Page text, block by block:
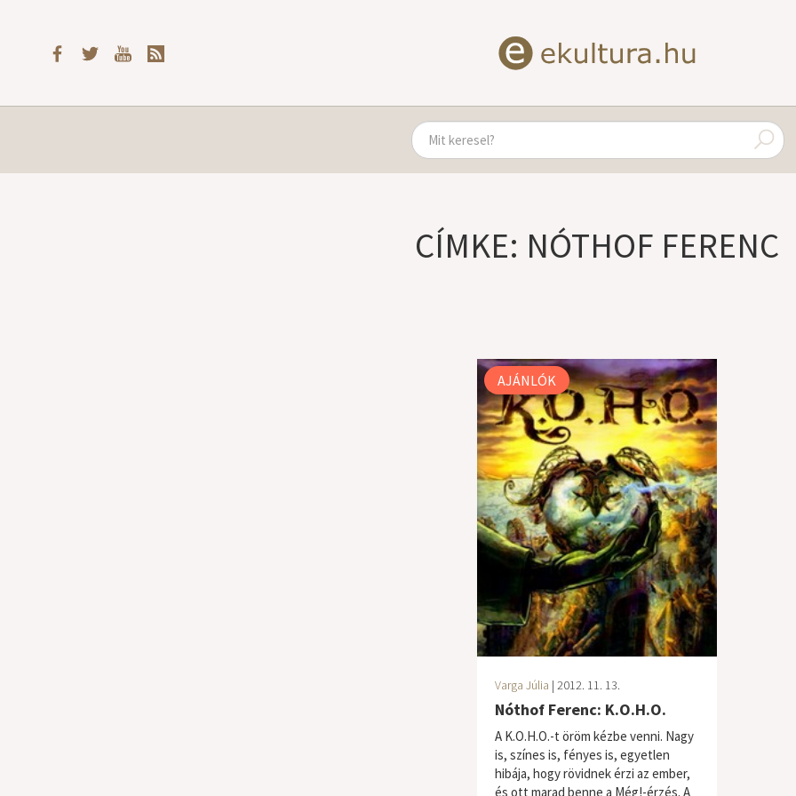
CÍMKE: NÓTHOF FERENC
AJÁNLÓK
Varga Júlia | 2012. 11. 13.
Nóthof Ferenc: K.O.H.O.
A K.O.H.O.-t öröm kézbe venni. Nagy
is, színes is, fényes is, egyetlen
hibája, hogy rövidnek érzi az ember,
és ott marad benne a Még!-érzés. A